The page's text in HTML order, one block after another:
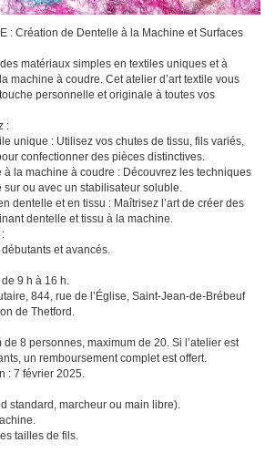
: Création de Dentelle à la Machine et Surfaces
matériaux simples en textiles uniques et à
machine à coudre. Cet atelier d’art textile vous
personnelle et originale à toutes vos
:
unique : Utilisez vos chutes de tissu, fils variés,
confectionner des pièces distinctives.
la machine à coudre : Découvrez les techniques
ou avec un stabilisateur soluble.
dentelle et en tissu : Maîtrisez l’art de créer des
dentelle et tissu à la machine.
:
et avancés.
9 h à 16 h.
844, rue de l’Église, Saint-Jean-de-Brébeuf
de Thetford.
8 personnes, maximum de 20. Si l’atelier est
un remboursement complet est offert.
: 7 février 2025.
standard, marcheur ou main libre).
tailles de fils.